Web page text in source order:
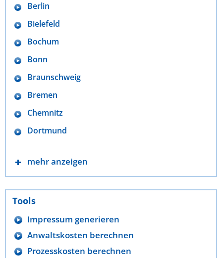
Berlin
Bielefeld
Bochum
Bonn
Braunschweig
Bremen
Chemnitz
Dortmund
mehr anzeigen
Tools
Impressum generieren
Anwaltskosten berechnen
Prozesskosten berechnen